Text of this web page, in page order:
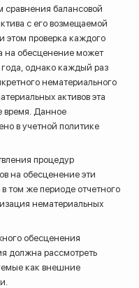
сравнения балансовой
с его возмещаемой
проверка каждого
на обесценение может
года, однако каждый раз
нематериального
активов эта
время. Данное
в учетной политике
процедур
на обесценение эти
том же периоде отчетного
нематериальных
обесценения
должна рассмотреть
как внешние